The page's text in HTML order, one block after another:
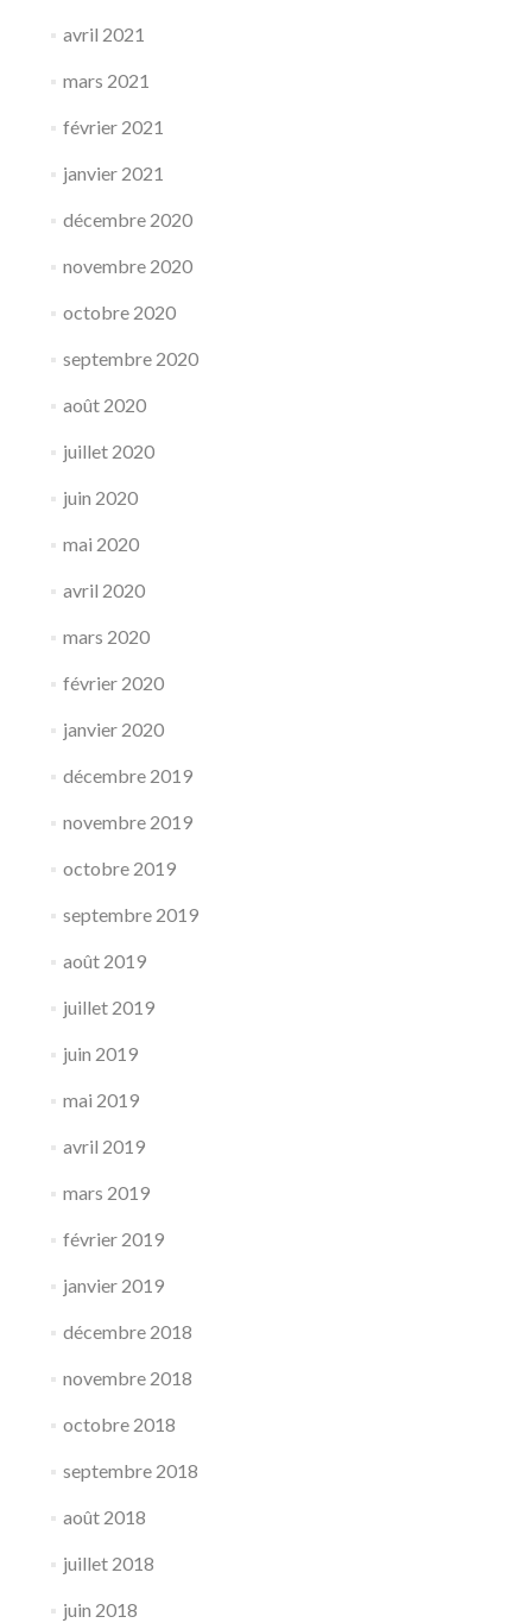
avril 2021
mars 2021
février 2021
janvier 2021
décembre 2020
novembre 2020
octobre 2020
septembre 2020
août 2020
juillet 2020
juin 2020
mai 2020
avril 2020
mars 2020
février 2020
janvier 2020
décembre 2019
novembre 2019
octobre 2019
septembre 2019
août 2019
juillet 2019
juin 2019
mai 2019
avril 2019
mars 2019
février 2019
janvier 2019
décembre 2018
novembre 2018
octobre 2018
septembre 2018
août 2018
juillet 2018
juin 2018